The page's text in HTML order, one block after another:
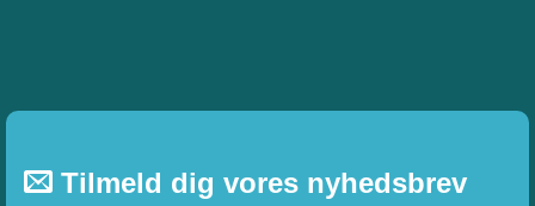
Tilmeld dig vores nyhedsbrev